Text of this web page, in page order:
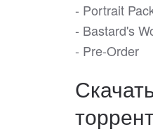
- Portrait
- Bastard's
- Pre-Order